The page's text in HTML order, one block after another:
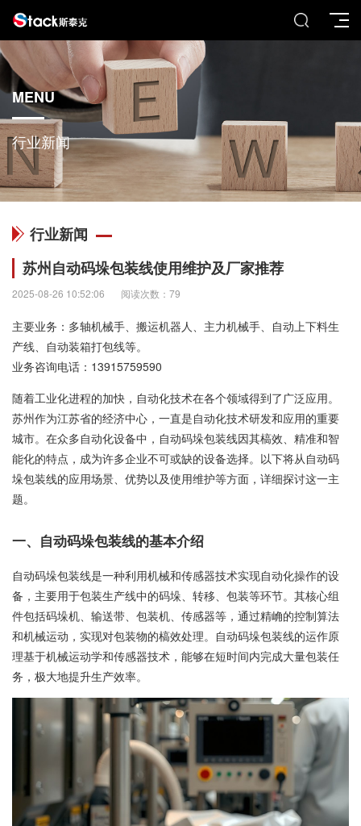
MENU
行业新闻
行业新闻
苏州自动码垛包装线使用维护及厂家推荐
2025-08-26 10:52:06 阅读次数：79
主要业务：多轴机械手、搬运机器人、主力机械手、自动上下料生
产线、自动装箱打包线等。
业务咨询电话： 13915759590
随着工业化进程的加快，自动化技术在各个领域得到了广泛应用。
苏州作为江苏省的经济中心，一直是自动化技术研发和应用的重要
城市。在众多自动化设备中，自动码垛包装线因其槁效、精准和智
能化的特点，成为许多企业不可或缺的设备选择。以下将从自动码
垛包装线的应用场景、优势以及使用维护等方面，详细探讨这一主
题。
一、自动码垛包装线的基本介绍
自动码垛包装线是一种利用机械和传感器技术实现自动化操作的设
备，主要用于包装生产线中的码垛、转移、包装等环节。其核心组
件包括码垛机、输送带、包装机、传感器等，通过精崅的控制算法
和机械运动，实现对包装物的槁效处理。自动码垛包装线的运作原
理基于机械运动学和传感器技术，能够在短时间内完成大量包装任
务，极大地提升生产效率。